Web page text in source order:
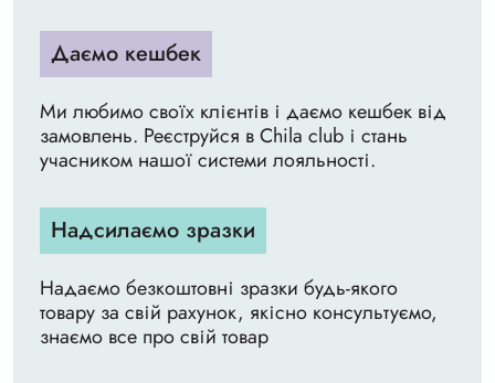
Даємо кешбек
Ми любимо своїх клієнтів і даємо кешбек від
замовлень. Реєструйся в Chila club і стань
учасником нашої системи лояльності.
Надсилаємо зразки
Надаємо безкоштовні зразки будь-якого
товару за свій рахунок, якісно консультуємо,
знаємо все про свій товар